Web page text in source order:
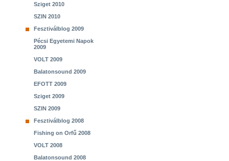
Sziget 2010
SZIN 2010
Fesztiválblog 2009
Pécsi Egyetemi Napok
2009
VOLT 2009
Balatonsound 2009
EFOTT 2009
Sziget 2009
SZIN 2009
Fesztiválblog 2008
Fishing on Orfű 2008
VOLT 2008
Balatonsound 2008